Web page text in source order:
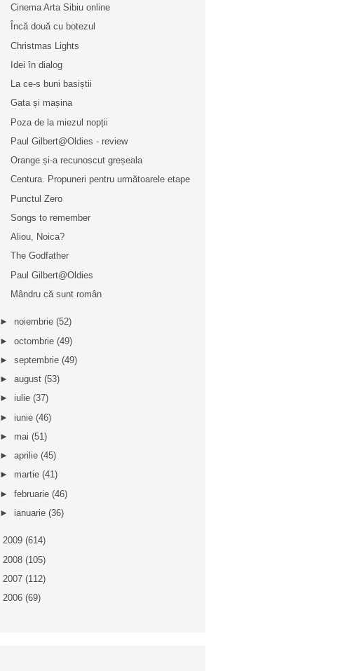
Cinema Arta Sibiu online
Încă două cu botezul
Christmas Lights
Idei în dialog
La ce-s buni basiștii
Gata și mașina
Poza de la miezul nopții
Paul Gilbert@Oldies - review
Orange și-a recunoscut greșeala
Centura. Propuneri pentru următoarele etape
Punctul Zero
Songs to remember
Aliou, Noica?
The Godfather
Paul Gilbert@Oldies
Mândru că sunt român
► noiembrie (52)
► octombrie (49)
► septembrie (49)
► august (53)
► iulie (37)
► iunie (46)
► mai (51)
► aprilie (45)
► martie (41)
► februarie (46)
► ianuarie (36)
2009 (614)
2008 (105)
2007 (112)
2006 (69)